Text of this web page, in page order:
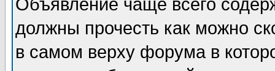
Объявление чаще всего
должны прочесть как можно
в самом верху форума в